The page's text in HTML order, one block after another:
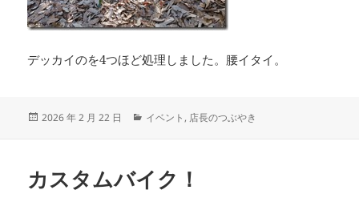
デッカイのを4つほど処理しました。腰イタイ。
投
2026 年 2 月 22 日
カ
ー
イベント , 店長のつぶやき
カスタムバイク！